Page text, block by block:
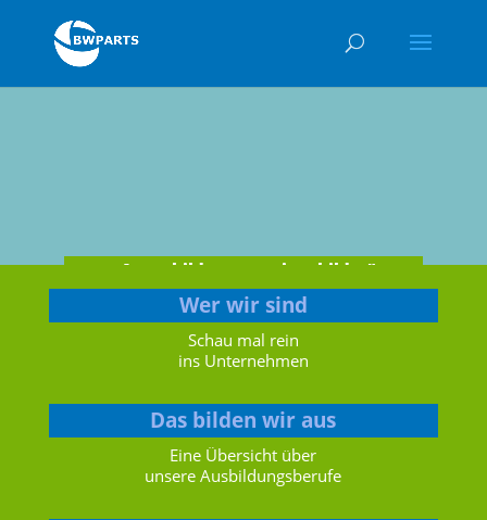
„Ausgebildet statt eingebildet″
Wer wir sind
Schau mal rein
ins Unternehmen
Das bilden wir aus
Eine Übersicht über
unsere Ausbildungsberufe